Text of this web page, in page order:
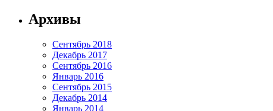
Архивы
Сентябрь 2018
Декабрь 2017
Сентябрь 2016
Январь 2016
Сентябрь 2015
Декабрь 2014
Январь 2014